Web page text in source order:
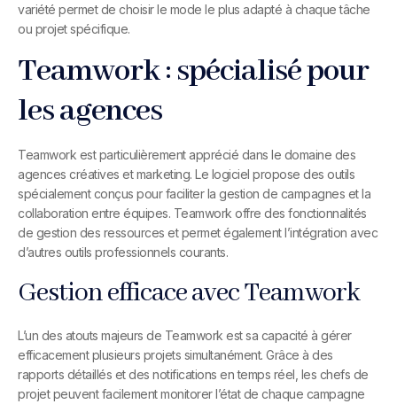
variété permet de choisir le mode le plus adapté à chaque tâche
ou projet spécifique.
Teamwork : spécialisé pour
les agences
Teamwork est particulièrement apprécié dans le domaine des
agences créatives et marketing. Le logiciel propose des outils
spécialement conçus pour faciliter la gestion de campagnes et la
collaboration entre équipes. Teamwork offre des fonctionnalités
de gestion des ressources et permet également l’intégration avec
d’autres outils professionnels courants.
Gestion efficace avec Teamwork
L’un des atouts majeurs de Teamwork est sa capacité à gérer
efficacement plusieurs projets simultanément. Grâce à des
rapports détaillés et des notifications en temps réel, les chefs de
projet peuvent facilement monitorer l’état de chaque campagne